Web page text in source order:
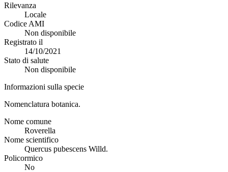
Rilevanza
Locale
Codice AMI
Non disponibile
Registrato il
14/10/2021
Stato di salute
Non disponibile
Informazioni sulla specie
Nomenclatura botanica.
Nome comune
Roverella
Nome scientifico
Quercus pubescens Willd.
Policormico
No